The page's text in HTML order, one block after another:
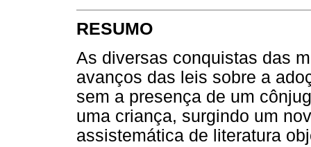
RESUMO
As diversas conquistas das
avanços das leis sobre a
sem a presença de um
uma criança, surgindo um
assistemática de literatura